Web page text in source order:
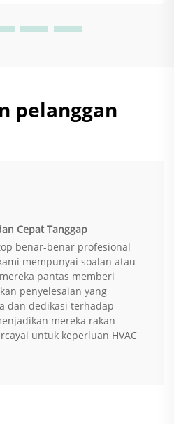
pelanggan
Cepat Tanggap
benar-benar profesional
mempunyai soalan atau
pantas memberi
penyelesaian yang
dan dedikasi terhadap
mereka rakan
untuk keperluan HVAC